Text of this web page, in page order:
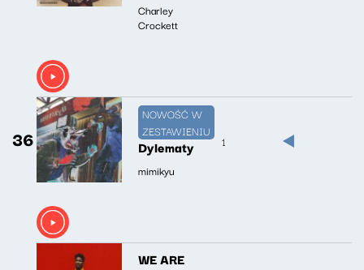
Charley
Crockett
36
NOWOŚĆ W
ZESTAWIENIU
Dylematy
mimikyu
1
WE ARE